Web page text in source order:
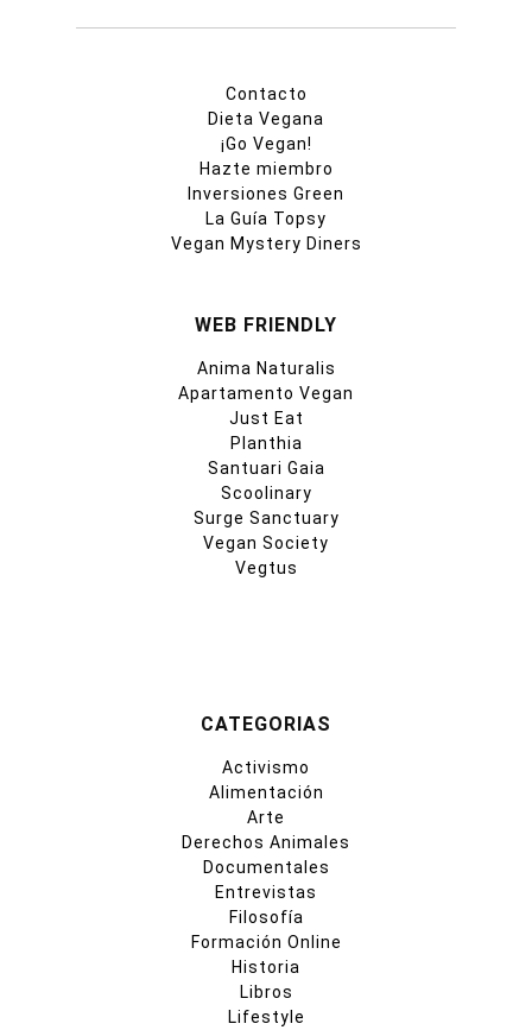
Contacto
Dieta Vegana
¡Go Vegan!
Hazte miembro
Inversiones Green
La Guía Topsy
Vegan Mystery Diners
WEB FRIENDLY
Anima Naturalis
Apartamento Vegan
Just Eat
Planthia
Santuari Gaia
Scoolinary
Surge Sanctuary
Vegan Society
Vegtus
CATEGORIAS
Activismo
Alimentación
Arte
Derechos Animales
Documentales
Entrevistas
Filosofía
Formación Online
Historia
Libros
Lifestyle